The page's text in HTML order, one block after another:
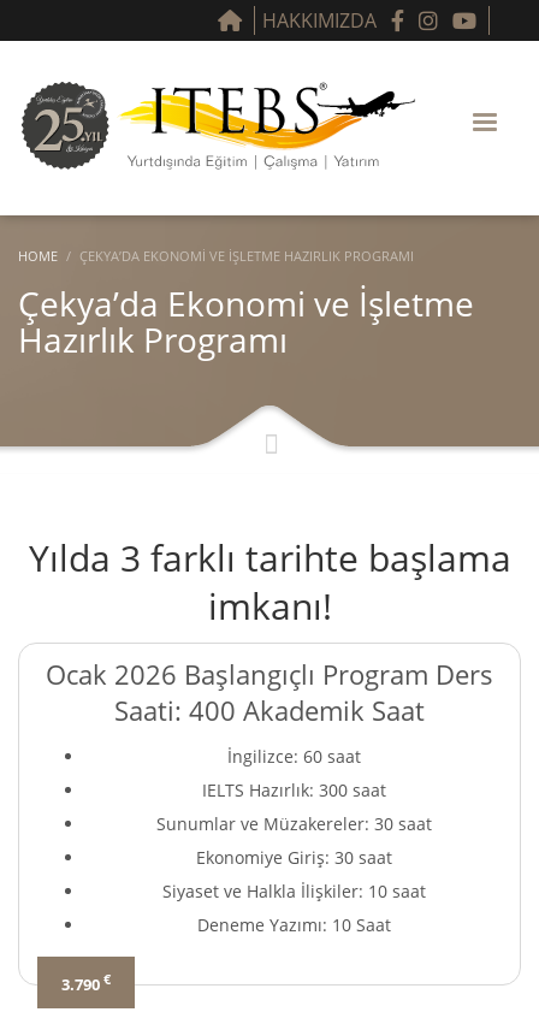
HAKKIMIZDA
HOME ÇEKYA’DA EKONOMI VE İŞLETME HAZIRLIK PROGRAMI
Çekya’da Ekonomi ve İşletme
Hazırlık Programı
Yılda 3 farklı tarihte başlama
imkanı!
Ocak 2026 Başlangıçlı Program Ders
Saati: 400 Akademik Saat
İngilizce: 60 saat
IELTS Hazırlık: 300 saat
Sunumlar ve Müzakereler: 30 saat
Ekonomiye Giriş: 30 saat
Siyaset ve Halkla İlişkiler: 10 saat
Deneme Yazımı: 10 Saat
3.790 €